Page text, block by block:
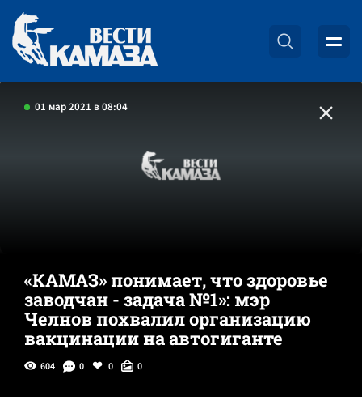
01 мар 2021 в 08:04
«КАМАЗ» понимает, что здоровье
заводчан - задача №1»: мэр
Челнов похвалил организацию
вакцинации на автогиганте
604 0 0 0